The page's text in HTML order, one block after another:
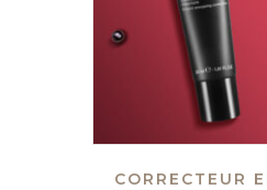
CORRECTEUR